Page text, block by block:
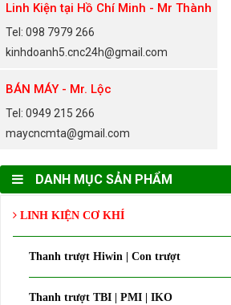
Linh Kiện tại Hồ Chí Minh - Mr Thành
Tel: 098 7979 266
kinhdoanh5.cnc24h@gmail.com
BÁN MÁY - Mr. Lộc
Tel: 0949 215 266
maycncmta@gmail.com
DANH MỤC SẢN PHẨM
LINH KIỆN CƠ KHÍ
Thanh trượt Hiwin | Con trượt
Thanh trượt TBI | PMI | IKO